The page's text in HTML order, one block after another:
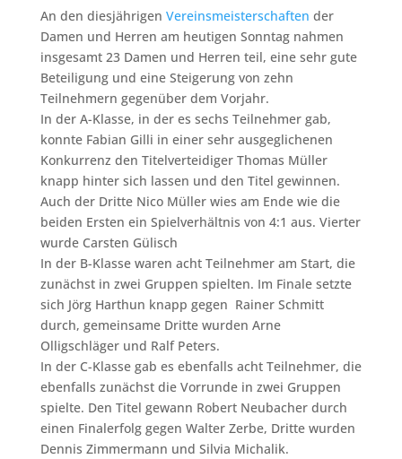
An den diesjährigen Vereinsmeisterschaften der
Damen und Herren am heutigen Sonntag nahmen
insgesamt 23 Damen und Herren teil, eine sehr gute
Beteiligung und eine Steigerung von zehn
Teilnehmern gegenüber dem Vorjahr.
In der A-Klasse, in der es sechs Teilnehmer gab,
konnte Fabian Gilli in einer sehr ausgeglichenen
Konkurrenz den Titelverteidiger Thomas Müller
knapp hinter sich lassen und den Titel gewinnen.
Auch der Dritte Nico Müller wies am Ende wie die
beiden Ersten ein Spielverhältnis von 4:1 aus. Vierter
wurde Carsten Gülisch
In der B-Klasse waren acht Teilnehmer am Start, die
zunächst in zwei Gruppen spielten. Im Finale setzte
sich Jörg Harthun knapp gegen Rainer Schmitt
durch, gemeinsame Dritte wurden Arne
Olligschläger und Ralf Peters.
In der C-Klasse gab es ebenfalls acht Teilnehmer, die
ebenfalls zunächst die Vorrunde in zwei Gruppen
spielte. Den Titel gewann Robert Neubacher durch
einen Finalerfolg gegen Walter Zerbe, Dritte wurden
Dennis Zimmermann und Silvia Michalik.